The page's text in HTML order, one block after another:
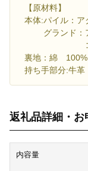
【原材料】
本体:パイル：
グランド：
コッ
裏地：綿 100%
持ち手部分:牛革
返礼品詳細・お
内容量